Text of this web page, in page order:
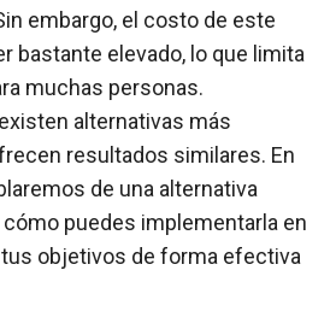
embargo, el costo de este
bastante elevado, lo que limita
muchas personas.
alternativas más
resultados similares. En
de una alternativa
cómo puedes implementarla en
objetivos de forma efectiva